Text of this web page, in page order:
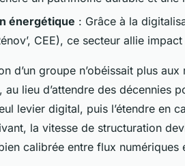
énergétique : Grâce à la
CEE), ce secteur allie
d’un groupe n’obéissait plus
au lieu d’attendre des décennies
levier digital, puis l’étendre en
la vitesse de structuration
calibrée entre flux numériques